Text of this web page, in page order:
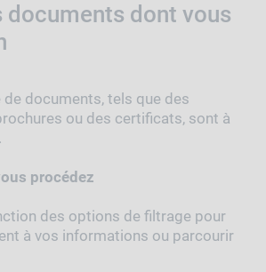
documents dont vous
de documents, tels que des
ou des certificats, sont à
procédez
des options de filtrage pour
à vos informations ou parcourir